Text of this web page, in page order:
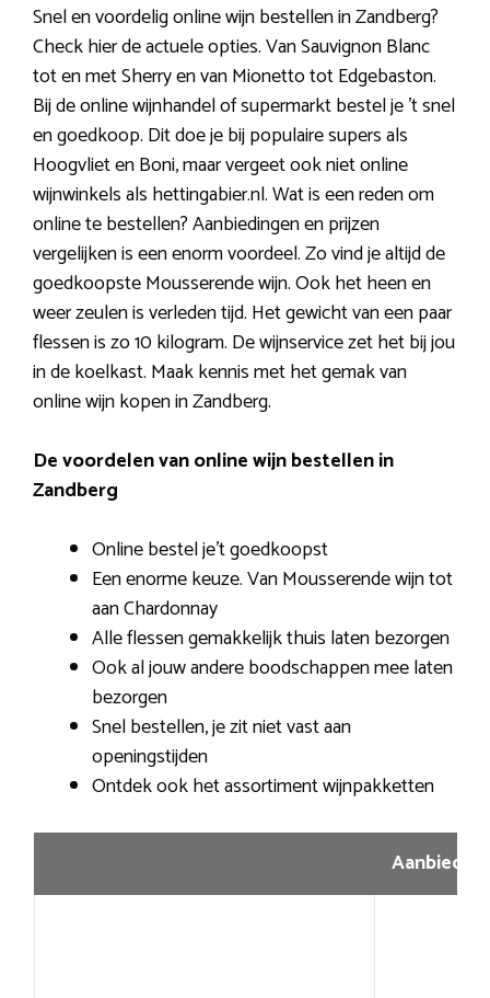
Snel en voordelig online wijn bestellen in Zandberg?
Check hier de actuele opties. Van Sauvignon Blanc
tot en met Sherry en van Mionetto tot Edgebaston.
Bij de online wijnhandel of supermarkt bestel je ’t snel
en goedkoop. Dit doe je bij populaire supers als
Hoogvliet en Boni, maar vergeet ook niet online
wijnwinkels als hettingabier.nl. Wat is een reden om
online te bestellen? Aanbiedingen en prijzen
vergelijken is een enorm voordeel. Zo vind je altijd de
goedkoopste Mousserende wijn. Ook het heen en
weer zeulen is verleden tijd. Het gewicht van een paar
flessen is zo 10 kilogram. De wijnservice zet het bij jou
in de koelkast. Maak kennis met het gemak van
online wijn kopen in Zandberg.
De voordelen van online wijn bestellen in
Zandberg
Online bestel je’t goedkoopst
Een enorme keuze. Van Mousserende wijn tot
aan Chardonnay
Alle flessen gemakkelijk thuis laten bezorgen
Ook al jouw andere boodschappen mee laten
bezorgen
Snel bestellen, je zit niet vast aan
openingstijden
Ontdek ook het assortiment wijnpakketten